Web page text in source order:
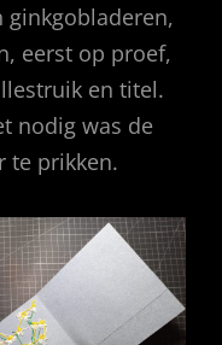
ginkgobladeren,
eerst op proef,
en titel.
nodig was de
te prikken.